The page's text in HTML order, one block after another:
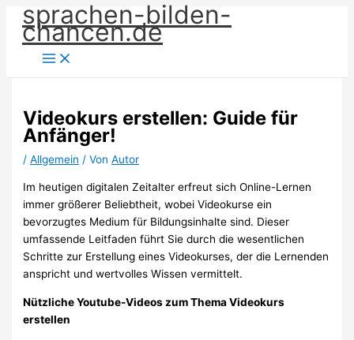
Zum
Inhalt
springen
sprachen-bilden-
chancen.de
Videokurs erstellen: Guide für
Anfänger!
/Allgemein / VonAutor
Im heutigen digitalen Zeitalter erfreut sich Online-Lernen
immer größerer Beliebtheit, wobei Videokurse ein
bevorzugtes Medium für Bildungsinhalte sind. Dieser
umfassende Leitfaden führt Sie durch die wesentlichen
Schritte zur Erstellung eines Videokurses, der die Lernenden
anspricht und wertvolles Wissen vermittelt.
Nützliche Youtube-Videos zum Thema Videokurs
erstellen